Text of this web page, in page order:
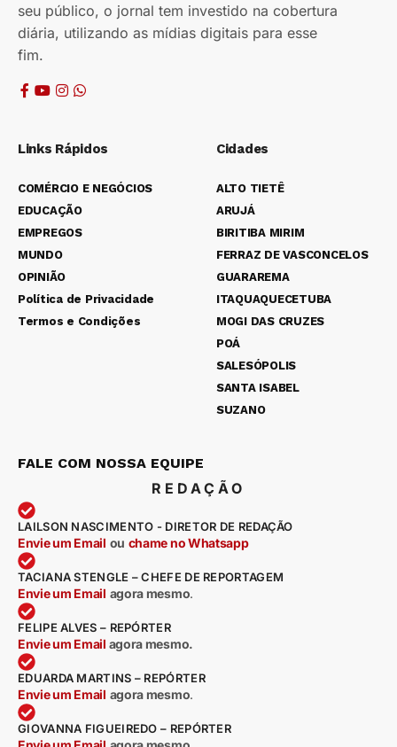
seu público, o jornal tem investido na cobertura
diária, utilizando as mídias digitais para esse
fim.
Links Rápidos
COMÉRCIO E NEGÓCIOS
EDUCAÇÃO
EMPREGOS
MUNDO
OPINIÃO
Política de Privacidade
Termos e Condições
Cidades
ALTO TIETÊ
ARUJÁ
BIRITIBA MIRIM
FERRAZ DE VASCONCELOS
GUARAREMA
ITAQUAQUECETUBA
MOGI DAS CRUZES
POÁ
SALESÓPOLIS
SANTA ISABEL
SUZANO
FALE COM NOSSA EQUIPE
REDAÇÃO
LAILSON NASCIMENTO - DIRETOR DE REDAÇÃO
Envie um Email ou chame no Whatsapp
TACIANA STENGLE – CHEFE DE REPORTAGEM
Envie um Email agora mesmo.
FELIPE ALVES – REPÓRTER
Envie um Email agora mesmo.
EDUARDA MARTINS – REPÓRTER
Envie um Email agora mesmo.
GIOVANNA FIGUEIREDO – REPÓRTER